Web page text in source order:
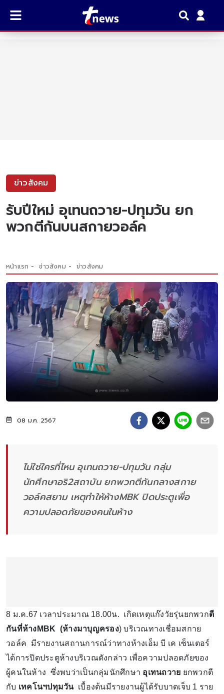
ข่าวสังคม
รับปีใหม่ อุเทนถวาย-ปทุมวัน ยก
พวกตีกันบนสกายวอล์ค
หน้าแรก ข่าวสังคม ข่าวสังคม
08 ม.ค. 2567
ไม่ใช่ใครที่ไหน อุเทนถวาย-ปทุมวัน กลุ่ม
นักศึกษาอริ2สถาบัน ยกพวกตีกันกลางสกาย
วอล์คสยาม เหตุทำให้ห้างMBK ปิดประตูเพื่อ
ความปลอดภัยของคนในห้าง
8 ม.ค.67 เวลาประมาณ 18.00น. เกิดเหตุแก๊งวัยรุ่นยกพวกตี
กันที่ห้างMBK (ห้างมาบุญครอง) บริเวณทางเชื่อมสกาย
วอล์ค มีรายงานสถานการณ์ว่าทางห้างเอ็ม บี เค เซ็นเตอร์
ได้การปิดประตูห้างบริเวณดังกล่าว เพื่อความปลอดภัยของ
ผู้คนในห้าง ซึ่งพบว่าเป็นกลุ่มนักศึกษา อุเทนถวาย ยกพวกตี
กับ เทคโนฯปทุมวัน เบื้องต้นมีรายงานผู้ได้รับบาดเจ็บ 1 ราย